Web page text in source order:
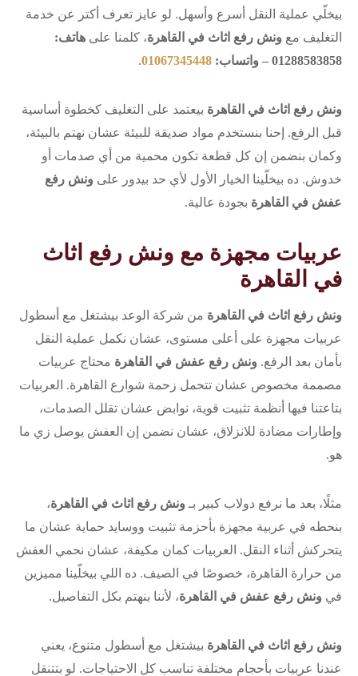
بيخلّي عملية النقل أسرع وأسهل. لو عايز تعرف أكتر عن خدمة
التغليف مع ونش رفع اثاث في القاهرة، كلمنا على هاتف:
01288583858 – واتساب:
01067345448
.
ونش رفع اثاث في القاهرة بيعتمد على التغليف كخطوة أساسية
قبل الرفع. إحنا بنستخدم مواد صديقة للبيئة عشان نهتم بالبيئة،
وكمان بنضمن إن كل قطعة تكون محمية من أي صدمات أو
خدوش. ده بيخلّينا الخيار الأول لأي حد بيدور على ونش رفع
عفش في القاهرة بجودة عالية.
عربيات مجهزة مع ونش رفع اثاث
في القاهرة
ونش رفع اثاث في القاهرة من شركة الوعد بيشتغل مع أسطول
عربيات مجهزة على أعلى مستوى، عشان نكمل عملية النقل
بأمان بعد الرفع. ونش رفع عفش في القاهرة محتاج عربيات
مصممة مخصوص عشان تتحمل زحمة شوارع القاهرة. العربيات
بتاعتنا فيها أنظمة تثبيت قوية، نوابض عشان تقلل الصدمات،
وإطارات مضادة للانزلاق، عشان نضمن إن العفش يوصل زي ما
هو.
مثلًا، بعد ما نرفع دولاب كبير بـ ونش رفع اثاث في القاهرة،
بنحطه في عربية مجهزة بأحزمة تثبيت ووسايد حماية عشان ما
يتحركش أثناء النقل. العربيات كمان مكيفة، عشان نحمي العفش
من حرارة القاهرة، خصوصًا في الصيف. ده اللي بيخلّينا مميزين
في ونش رفع عفش في القاهرة، لأننا بنهتم بكل التفاصيل.
ونش رفع اثاث في القاهرة بيشتغل مع أسطول متنوع، يعني
عندنا عربيات بأحجام مختلفة تناسب كل الاحتياجات. لو بتتنقل